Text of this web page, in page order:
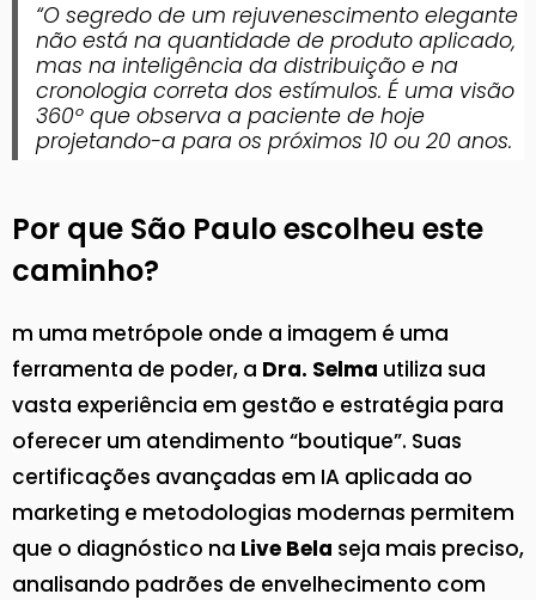
“O segredo de um rejuvenescimento elegante
não está na quantidade de produto aplicado,
mas na inteligência da distribuição e na
cronologia correta dos estímulos. É uma visão
360º que observa a paciente de hoje
projetando-a para os próximos 10 ou 20 anos.
Por que São Paulo escolheu este
caminho?
m uma metrópole onde a imagem é uma
ferramenta de poder, a Dra. Selma utiliza sua
vasta experiência em gestão e estratégia para
oferecer um atendimento “boutique”. Suas
certificações avançadas em IA aplicada ao
marketing e metodologias modernas permitem
que o diagnóstico na Live Bela seja mais preciso,
analisando padrões de envelhecimento com